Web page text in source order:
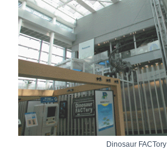
Dinosaur FACTory